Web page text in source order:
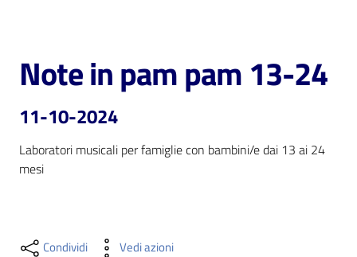
Cosa
puoi
fare
Scopri
Salta al contenuto
Note in pam pam 13-24
11-10-2024
Laboratori musicali per famiglie con bambini/e dai 13 ai 24
mesi
Condividi Vedi azioni